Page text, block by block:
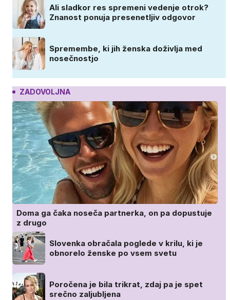
Ali sladkor res spremeni vedenje otrok?
Znanost ponuja presenetljiv odgovor
Spremembe, ki jih ženska doživlja med
nosečnostjo
ZADOVOLJNA
Doma ga čaka noseča partnerka, on pa dopustuje
z drugo
Slovenka obračala poglede v krilu, ki je
obnorelo ženske po vsem svetu
Poročena je bila trikrat, zdaj pa je spet
srečno zaljubljena